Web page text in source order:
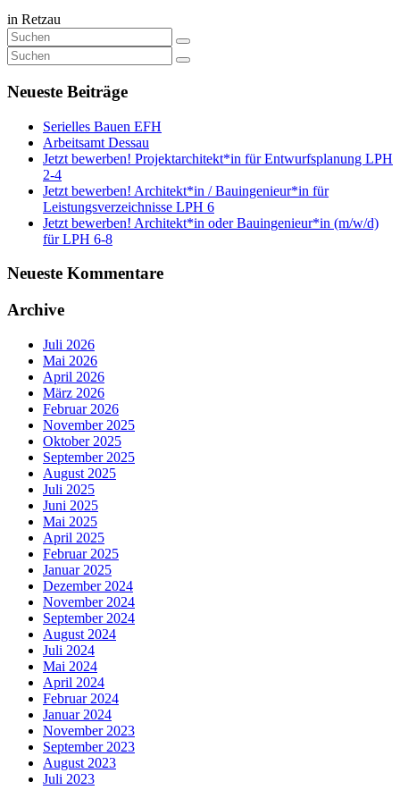
in Retzau
Neueste Beiträge
Serielles Bauen EFH
Arbeitsamt Dessau
Jetzt bewerben! Projektarchitekt*in für Entwurfsplanung LPH
2-4
Jetzt bewerben! Architekt*in / Bauingenieur*in für
Leistungsverzeichnisse LPH 6
Jetzt bewerben! Architekt*in oder Bauingenieur*in (m/w/d)
für LPH 6-8
Neueste Kommentare
Archive
Juli 2026
Mai 2026
April 2026
März 2026
Februar 2026
November 2025
Oktober 2025
September 2025
August 2025
Juli 2025
Juni 2025
Mai 2025
April 2025
Februar 2025
Januar 2025
Dezember 2024
November 2024
September 2024
August 2024
Juli 2024
Mai 2024
April 2024
Februar 2024
Januar 2024
November 2023
September 2023
August 2023
Juli 2023